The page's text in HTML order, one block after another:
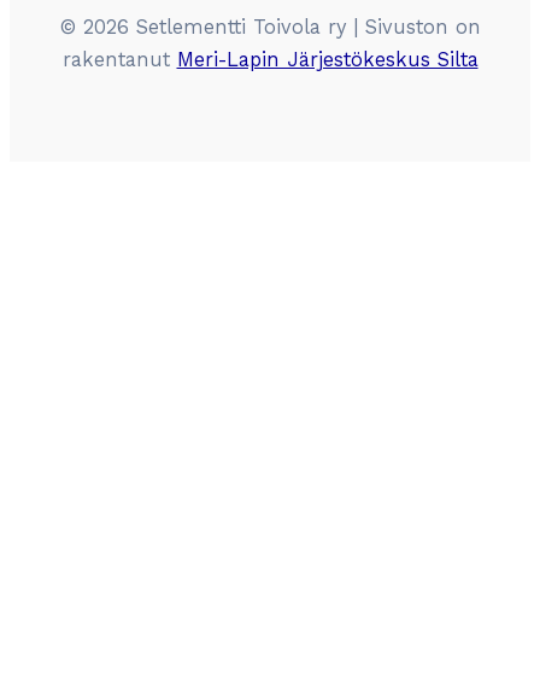
© 2026 Setlementti Toivola ry | Sivuston on
rakentanut Meri-Lapin Järjestökeskus Silta